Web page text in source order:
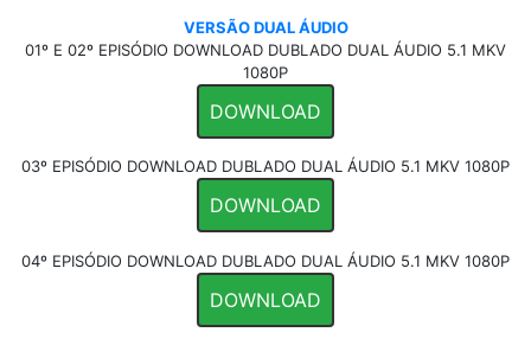
VERSÃO DUAL ÁUDIO
01º E 02º EPISÓDIO DOWNLOAD DUBLADO DUAL ÁUDIO 5.1 MKV
1080P
DOWNLOAD
03º EPISÓDIO DOWNLOAD DUBLADO DUAL ÁUDIO 5.1 MKV 1080P
DOWNLOAD
04º EPISÓDIO DOWNLOAD DUBLADO DUAL ÁUDIO 5.1 MKV 1080P
DOWNLOAD